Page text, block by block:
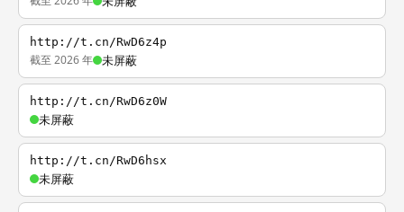
http://t.cn/RwD6z4p
截至 2026 年 未屏蔽
http://t.cn/RwD6z0W
未屏蔽
http://t.cn/RwD6hsx
未屏蔽